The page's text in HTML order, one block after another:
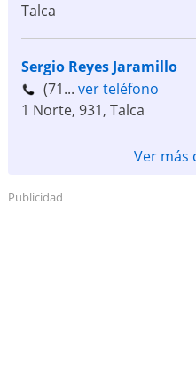
Talca
Sergio Reyes Jaramillo
(71... ver teléfono
1 Norte, 931, Talca
Ver más
Publicidad